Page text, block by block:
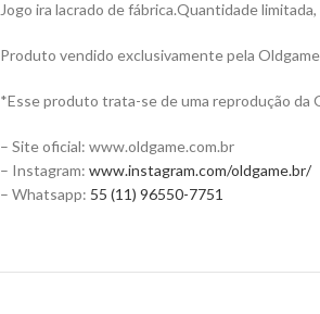
Jogo ira lacrado de fábrica.Quantidade
Produto vendido exclusivamente pela
*Esse produto trata-se de uma reprodução da
– Site oficial: www.oldgame.com.br
– Instagram: www.instagram.com/oldgame.br/
– Whatsapp: 55 (11) 96550-7751